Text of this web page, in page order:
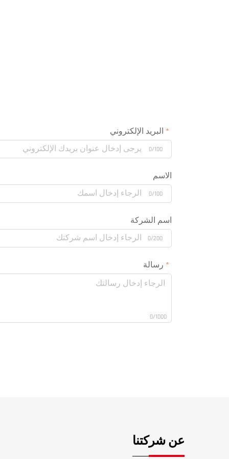
البريد الإلكتروني
0/100
الاسم
0/100
اسم الشركة
0/200
رسالة
0/1000
عن شركتنا